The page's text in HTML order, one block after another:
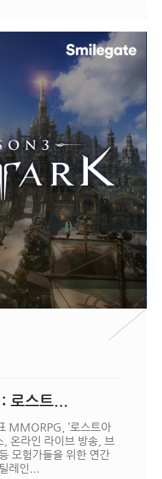
축제 운...
는 가장 강력한 플랫폼,
사상 최초로 지스타에서
체험 전시와 e스포츠
...